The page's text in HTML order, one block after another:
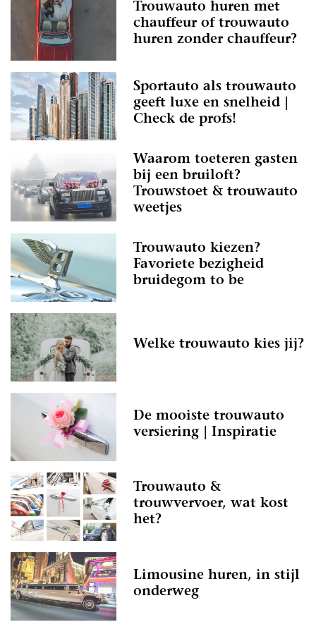
Trouwauto huren met
chauffeur of trouwauto
huren zonder chauffeur?
Sportauto als trouwauto
geeft luxe en snelheid |
Check de profs!
Waarom toeteren gasten
bij een bruiloft?
Trouwstoet & trouwauto
weetjes
Trouwauto kiezen?
Favoriete bezigheid
bruidegom to be
Welke trouwauto kies jij?
De mooiste trouwauto
versiering | Inspiratie
Trouwauto &
trouwvervoer, wat kost
het?
Limousine huren, in stijl
onderweg